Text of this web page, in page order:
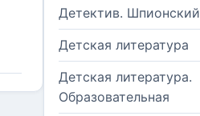
Детектив. Шпионский
Детская литература
Детская литература.
Образовательная